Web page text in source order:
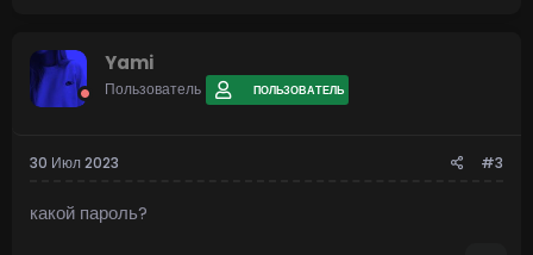
Yami
Пользователь ПОЛЬЗОВАТЕЛЬ
30 Июл 2023 #3
какой пароль?